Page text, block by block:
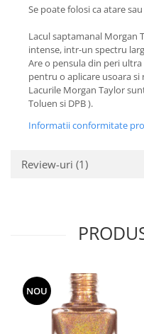
Se poate folosi ca atare
Lacul saptamanal Morgan
intense, intr-un spectru
Are o pensula din peri
pentru o aplicare usoara si
Lacurile Morgan Taylor
Toluen si DPB ).
Informatii conformitate
Review-uri (1)
NOU